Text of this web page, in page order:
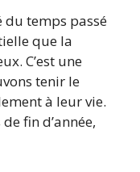
du temps passé
que la
C’est une
tenir le
à leur vie.
fin d’année,